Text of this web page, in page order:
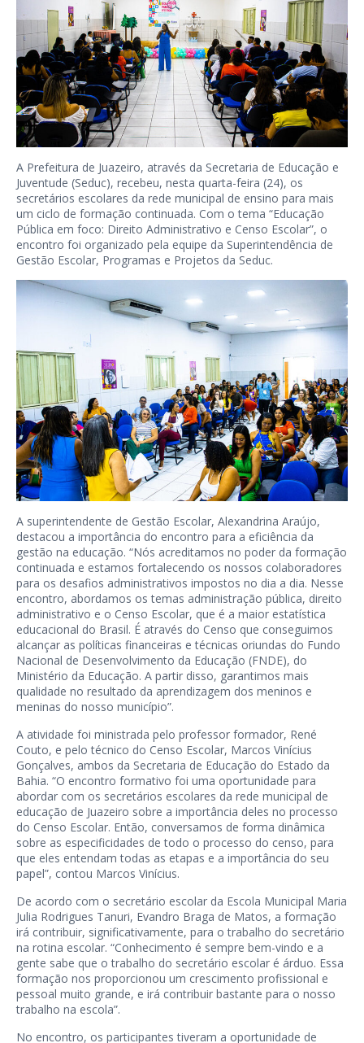
A Prefeitura de Juazeiro, através da Secretaria de Educação e
Juventude (Seduc), recebeu, nesta quarta-feira (24), os
secretários escolares da rede municipal de ensino para mais
um ciclo de formação continuada. Com o tema “Educação
Pública em foco: Direito Administrativo e Censo Escolar”, o
encontro foi organizado pela equipe da Superintendência de
Gestão Escolar, Programas e Projetos da Seduc.
A superintendente de Gestão Escolar, Alexandrina Araújo,
destacou a importância do encontro para a eficiência da
gestão na educação. “Nós acreditamos no poder da formação
continuada e estamos fortalecendo os nossos colaboradores
para os desafios administrativos impostos no dia a dia. Nesse
encontro, abordamos os temas administração pública, direito
administrativo e o Censo Escolar, que é a maior estatística
educacional do Brasil. É através do Censo que conseguimos
alcançar as políticas financeiras e técnicas oriundas do Fundo
Nacional de Desenvolvimento da Educação (FNDE), do
Ministério da Educação. A partir disso, garantimos mais
qualidade no resultado da aprendizagem dos meninos e
meninas do nosso município”.
A atividade foi ministrada pelo professor formador, René
Couto, e pelo técnico do Censo Escolar, Marcos Vinícius
Gonçalves, ambos da Secretaria de Educação do Estado da
Bahia. “O encontro formativo foi uma oportunidade para
abordar com os secretários escolares da rede municipal de
educação de Juazeiro sobre a importância deles no processo
do Censo Escolar. Então, conversamos de forma dinâmica
sobre as especificidades de todo o processo do censo, para
que eles entendam todas as etapas e a importância do seu
papel”, contou Marcos Vinícius.
De acordo com o secretário escolar da Escola Municipal Maria
Julia Rodrigues Tanuri, Evandro Braga de Matos, a formação
irá contribuir, significativamente, para o trabalho do secretário
na rotina escolar. “Conhecimento é sempre bem-vindo e a
gente sabe que o trabalho do secretário escolar é árduo. Essa
formação nos proporcionou um crescimento profissional e
pessoal muito grande, e irá contribuir bastante para o nosso
trabalho na escola”.
No encontro, os participantes tiveram a oportunidade de